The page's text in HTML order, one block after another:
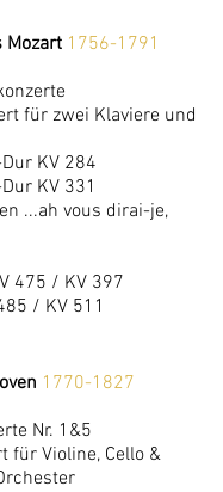
Mozart 1756-1791
für zwei Klaviere und
KV 284
KV 331
...ah vous dirai-je,
475 / KV 397
/ KV 511
1770-1827
Nr. 1&5
für Violine, Cello &